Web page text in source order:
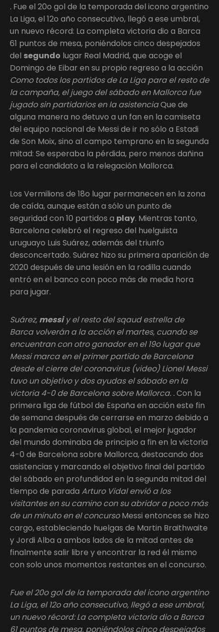
. Fue el 20o gol de la temporada del icono argentino
La Liga, el 12o año consecutivo, llegó a ese umbral,
un nuevo récord: La completa victoria dio a Barca
61 puntos de mesa, poniéndolos cinco despejados
del segundo lugar Real Madrid, que acoge el
Domingo de Eibar en su propio regreso a la acción
Como todos los partidos de La Liga para el resto de
la campaña, el juego del sábado en Mallorca fue
jugado sin partidarios en la asistenciaQue de
alguna manera no detuvo a un fan en la camiseta
del equipo nacional de Messi de ir no sólo a Estadi
de Son Moix, sino al campo temprano en la segunda
mitad: Se esperaba la pérdida, pero menos dañina
para el candidato a la relegación Mallorca.
Los Vermilions de 18o lugar permanecen en la zona
de caída, aunque están a sólo un punto de
seguridad con 10 partidos a play. Mientras tanto,
Barcelona celebró el regreso del huelguista
uruguayo Luis Suárez, además del triunfo
desconcertado. Suárez hizo su primera aparición de
2020 después de una lesión en la rodilla cuando
entró en el banco con poco más de media hora
para jugar.
Suárez, messiy el resto del sqaud estrella de
Barca volverán a la acción el martes, cuando se
encuentran con otro ganador en el 19o lugar que
Messi marca en el primer partido de Barcelona
desde el cierre del coronavirus (video) Lionel Messi
tuvo un objetivo y dos ayudas el sábado en la
victoria 4-0 de Barcelona sobre Mallorca. .Con la
primera liga de fútbol de España en acción este fin
de semana después de cerrarse en marzo debido a
la pandemia coronavirus global, el mejor jugador
del mundo dominaba de principio a fin en la victoria
4-0 de Barcelona sobre Mallorca, destacando dos
asistencias y marcando el objetivo final del partido
del sábado en profundidad en la segunda mitad del
tiempo de parada Arturo Vidal envió a los
visitantes en su camino con su abridor a poco más
de un minuto en el concursoMessi entonces se hizo
cargo, estableciendo huelgas de Martin Braithwaite
y Jordi Alba a ambos lados de la mitad antes de
finalmente salir libre y encontrar la red él mismo
con solo unos momentos restantes en el concurso.
Fue el 20o gol de la temporada del icono argentino
La Liga, el 12o año consecutivo, llegó a ese umbral,
un nuevo récord: La completa victoria dio a Barca
61 puntos de mesa, poniéndolos cinco despejados